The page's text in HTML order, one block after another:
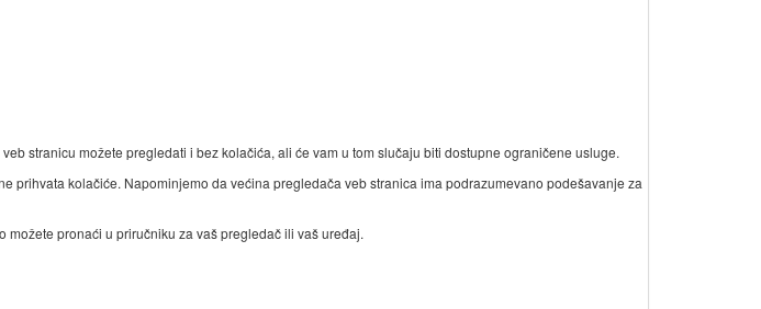
stranicu možete pregledati i bez kolačića, ali će vam u tom slučaju biti dostupne ograničene usluge.
kolačiće. Napominjemo da većina pregledača veb stranica ima podrazumevano podešavanje za
pronaći u priručniku za vaš pregledač ili vaš uređaj.